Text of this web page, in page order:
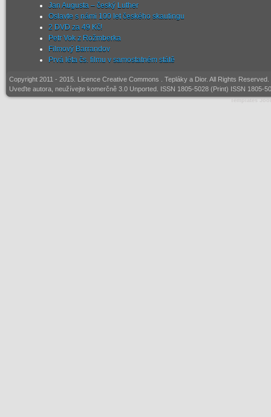
Jan Augusta – český Luther
Oslavte s námi 100 let českého skautingu
2 DVD za 49 Kč!
Petr Vok z Rožmberka
Filmový Barrandov
Prvá léta čs. filmu v samostatném státě
Copyright 2011 - 2015. Licence Creative Commons
. Tepláky a Dior. All Rights
Uveďte autora, neužívejte komerčně 3.0 Unported. ISSN 1805-5028 (Print) ISSN 1805-
Templates